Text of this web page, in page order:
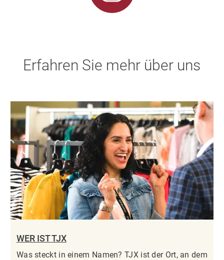
Erfahren Sie mehr über uns
WER IST TJX
Was steckt in einem Namen? TJX ist der Ort, an dem